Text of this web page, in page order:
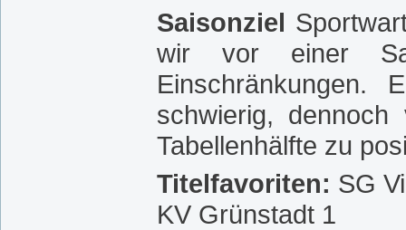
Saisonziel
wir vor einer
Einschränkungen.
schwierig,
Tabellenhälfte zu
Titelfavoriten: SG
KV Grünstadt 1